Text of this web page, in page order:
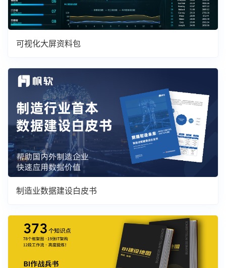
可视化大屏资料包
制造业数据建设白皮书